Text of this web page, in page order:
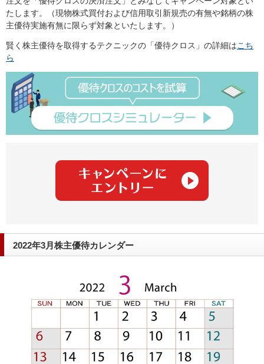
たします。（現物株式買付および信用取引新規売の有無や銘柄の株
主優待実施有無に限らず対象といたします。）
賢く株主優待を取得するテクニックの「優待クロス」の詳細はこち
ら
2022年3月株主優待カレンダー